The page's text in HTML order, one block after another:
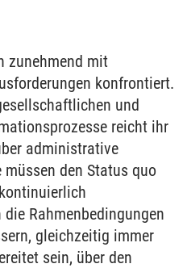
zunehmend mit
konfrontiert.
und
reicht ihr
administrative
den Status quo
Rahmenbedingungen
gleichzeitig immer
sein, über den